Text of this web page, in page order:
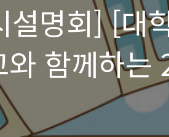
명회] [대
와 함께하는
명회 개최